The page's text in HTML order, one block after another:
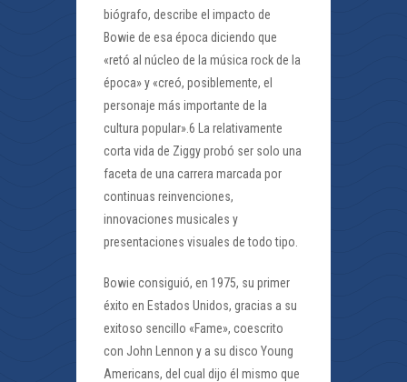
biógrafo, describe el impacto de
Bowie de esa época diciendo que
«retó al núcleo de la música rock de la
época» y «creó, posiblemente, el
personaje más importante de la
cultura popular».6 La relativamente
corta vida de Ziggy probó ser solo una
faceta de una carrera marcada por
continuas reinvenciones,
innovaciones musicales y
presentaciones visuales de todo tipo.
Bowie consiguió, en 1975, su primer
éxito en Estados Unidos, gracias a su
exitoso sencillo «Fame», coescrito
con John Lennon y a su disco Young
Americans, del cual dijo él mismo que